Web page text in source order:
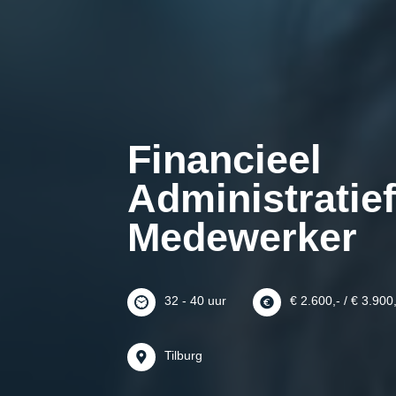
Financieel
Administratief
Medewerker
32 - 40 uur € 2.600,- / €
Tilburg